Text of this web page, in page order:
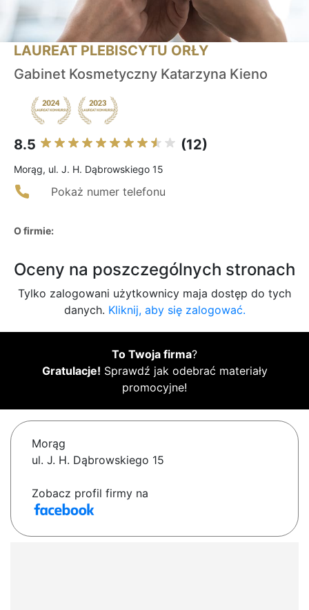
LAUREAT PLEBISCYTU ORŁY
Gabinet Kosmetyczny Katarzyna Kieno
8.5 (12)
Morąg, ul. J. H. Dąbrowskiego 15
Pokaż numer telefonu
O firmie:
Oceny na poszczególnych stronach
Tylko zalogowani użytkownicy maja dostęp do tych
danych. Kliknij, aby się zalogować.
To Twoja firma?
Gratulacje! Sprawdź jak odebrać materiały
promocyjne!
Morąg
ul. J. H. Dąbrowskiego 15
Zobacz profil firmy na